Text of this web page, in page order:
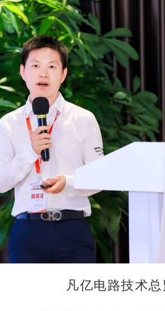
凡亿电路技术